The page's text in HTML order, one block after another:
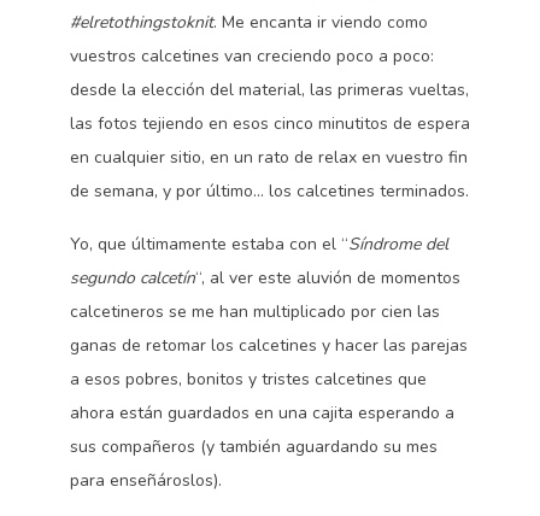
#elretothingstoknit. Me encanta ir viendo como
vuestros calcetines van creciendo poco a poco:
desde la elección del material, las primeras vueltas,
las fotos tejiendo en esos cinco minutitos de espera
en cualquier sitio, en un rato de relax en vuestro fin
de semana, y por último… los calcetines terminados.
Yo, que últimamente estaba con el “Síndrome del
segundo calcetín“, al ver este aluvión de momentos
calcetineros se me han multiplicado por cien las
ganas de retomar los calcetines y hacer las parejas
a esos pobres, bonitos y tristes calcetines que
ahora están guardados en una cajita esperando a
sus compañeros (y también aguardando su mes
para enseñároslos).